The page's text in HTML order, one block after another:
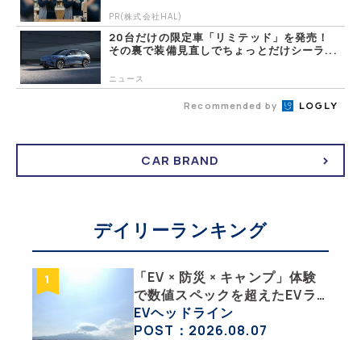
PR(株式会社HAL)
20台だけの限定車「リミテッド」を発売！
その裏で装備見直しでちょっとだけシーラ...
ニュース
Recommended by
CAR BRAND
デイリーランキング
「EV × 防災 × キャンプ」体験
で数値スペックを超えたEVラ
イフの豊かさを実感【 EV
SUMMER CAMP 2026 】
EVヘッドライン
POST：2026.08.07